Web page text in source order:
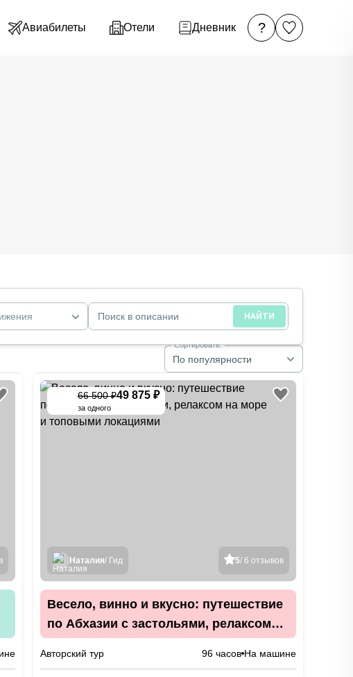
Авиабилеты Отели Дневник ?
Поиск в описании НАЙТИ
По популярности
Сортировать:
66 500 ₽49 875 ₽
за одного
5/ 6 отзывов
Наталия/ Гид
Весело, винно и вкусно: путешествие
по Абхазии с застольями, релаксом
Авторский тур 96 часов На машине